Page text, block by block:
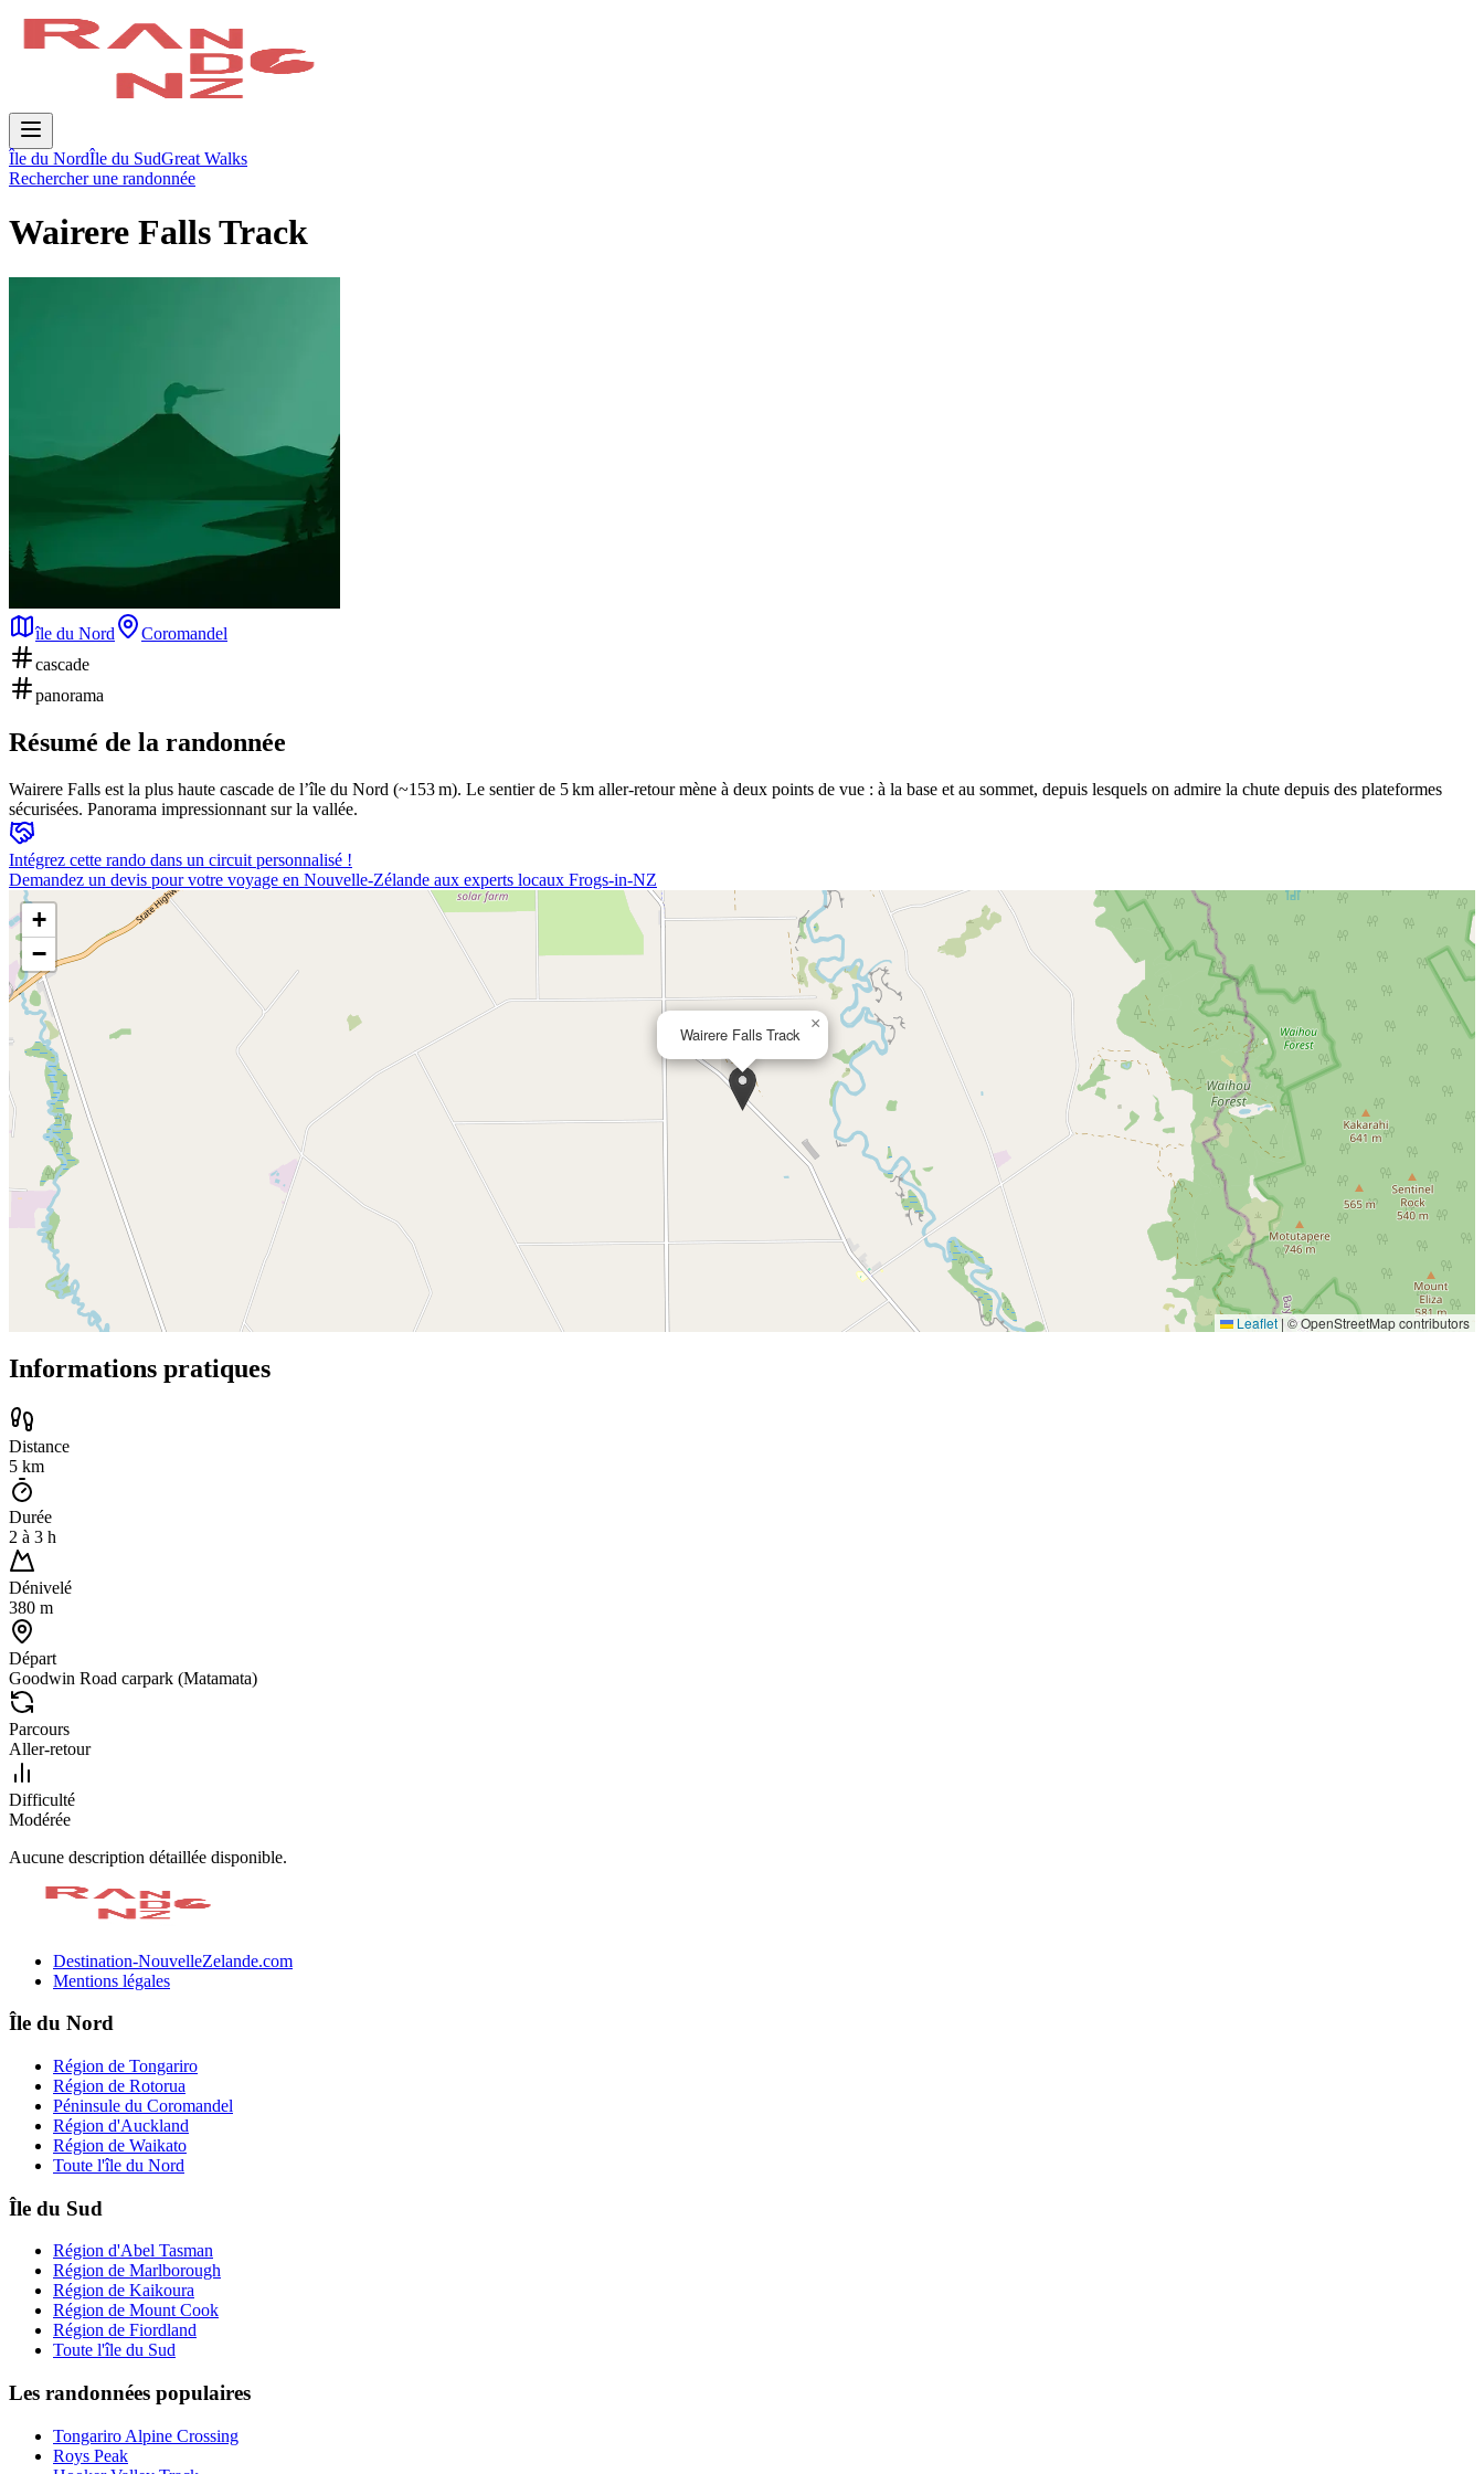
Île du NordÎle du SudGreat Walks
Rechercher une randonnée
Wairere Falls Track
île du Nord
Coromandel
cascade
panorama
Résumé de la randonnée
Wairere Falls est la plus haute cascade de l’île du Nord (~153 m). Le sentier de 5 km aller-retour mène à deux points de vue : à la base et au sommet, depuis lesquels on admire la chute depuis des plateformes
sécurisées. Panorama impressionnant sur la vallée.
Intégrez cette rando dans un circuit personnalisé !
Demandez un devis pour votre voyage en Nouvelle-Zélande aux experts locaux Frogs-in-NZ
Wairere Falls Track
×
+
−
Leaflet | © OpenStreetMap contributors
Informations pratiques
Distance
5 km
Durée
2 à 3 h
Dénivelé
380 m
Départ
Goodwin Road carpark (Matamata)
Parcours
Aller-retour
Difficulté
Modérée
Aucune description détaillée disponible.
Destination-NouvelleZelande.com
Mentions légales
Île du Nord
Région de Tongariro
Région de Rotorua
Péninsule du Coromandel
Région d'Auckland
Région de Waikato
Toute l'île du Nord
Île du Sud
Région d'Abel Tasman
Région de Marlborough
Région de Kaikoura
Région de Mount Cook
Région de Fiordland
Toute l'île du Sud
Les randonnées populaires
Tongariro Alpine Crossing
Roys Peak